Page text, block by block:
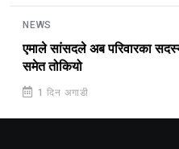
NEWS
एमाले सांसदले अब परिवारका
समेत तोकियो
1 दिन अगाडी